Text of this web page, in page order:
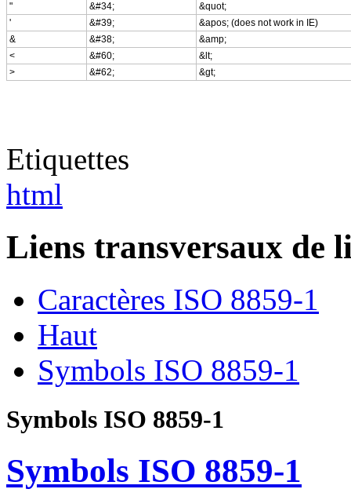
"
&#34;
&quot;
'
&#39;
&apos; (does not work in IE)
&
&#38;
&amp;
<
&#60;
&lt;
>
&#62; &gt;
Etiquettes
html
Liens transversaux de
Caractères ISO 8859-1
Haut
Symbols ISO 8859-1
Symbols ISO 8859-1
Symbols ISO 8859-1